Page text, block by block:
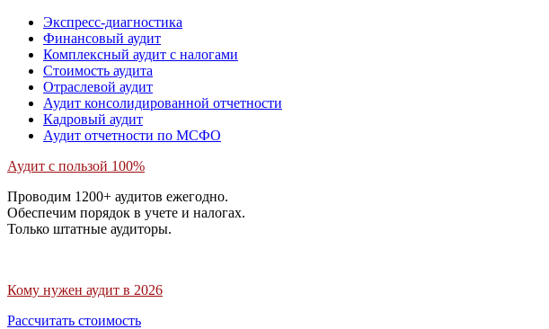
Экспресс-диагностика
Финансовый аудит
Комплексный аудит с налогами
Стоимость аудита
Отраслевой аудит
Аудит консолидированной отчетности
Кадровый аудит
Аудит отчетности по МСФО
Аудит с пользой 100%
Проводим 1200+ аудитов ежегодно.
Обеспечим порядок в учете и налогах.
Только штатные аудиторы.
Кому нужен аудит в 2026
Рассчитать стоимость